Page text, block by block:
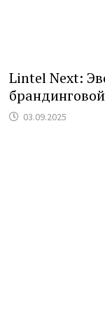
Lintel Next:
03.09.2025